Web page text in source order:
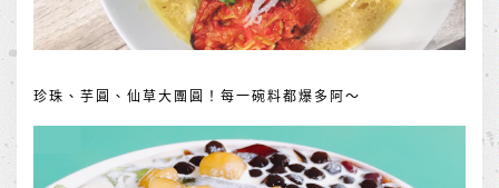
珍珠、芋圓、仙草大團圓！每一碗料都爆多阿～